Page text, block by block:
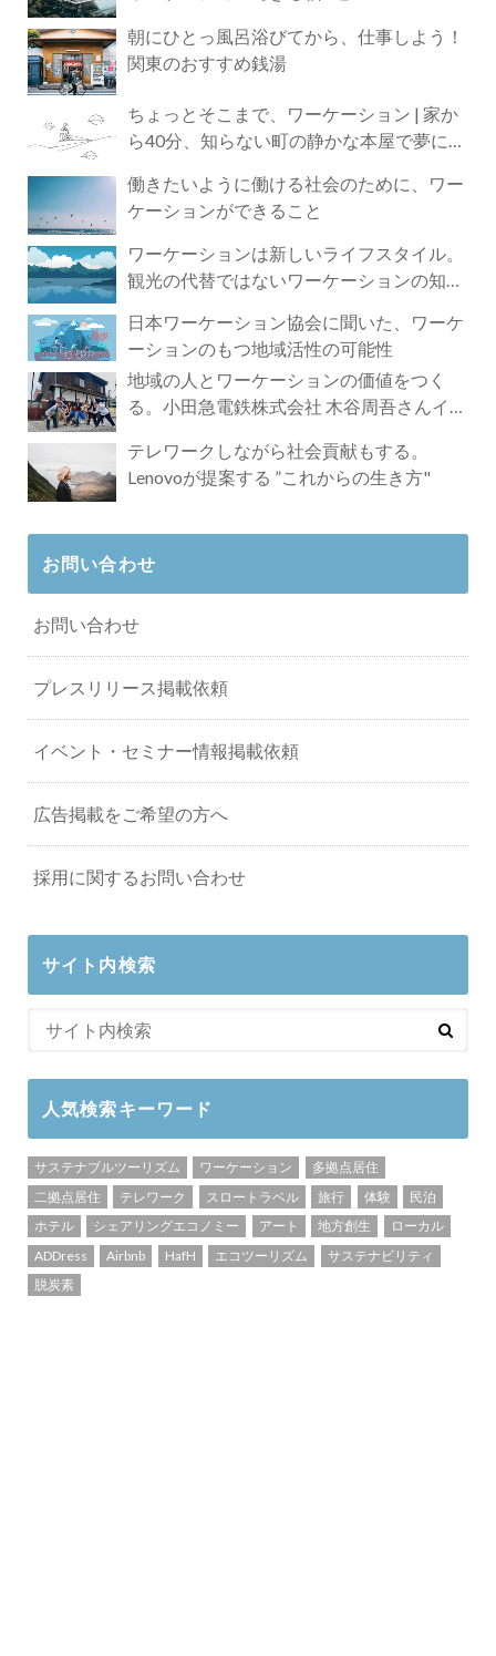
朝にひとっ風呂浴びてから、仕事しよう！
関東のおすすめ銭湯
ちょっとそこまで、ワーケーション | 家か
ら40分、知らない町の静かな本屋で夢に近
働きたいように働ける社会のために、ワー
ケーションができること
ワーケーションは新しいライフスタイル。
観光の代替ではないワーケーションの知ら
日本ワーケーション協会に聞いた、ワーケ
ーションのもつ地域活性の可能性
地域の人とワーケーションの価値をつく
る。小田急電鉄株式会社 木谷周吾さんイン
テレワークしながら社会貢献もする。
Lenovoが提案する ”これからの生き方"
お問い合わせ
お問い合わせ
プレスリリース掲載依頼
イベント・セミナー情報掲載依頼
広告掲載をご希望の方へ
採用に関するお問い合わせ
サイト内検索
人気検索キーワード
サステナブルツーリズム ワーケーション
多拠点居住
二拠点居住
テレワーク スロートラベル 旅行 体験
民泊
ホテル
シェアリングエコノミー アート 地方創生
ローカル
ADDress
Airbnb HafH エコツーリズム
サステナビリティ
脱炭素